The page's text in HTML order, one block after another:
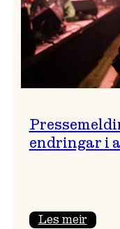
endringar i
Les meir: